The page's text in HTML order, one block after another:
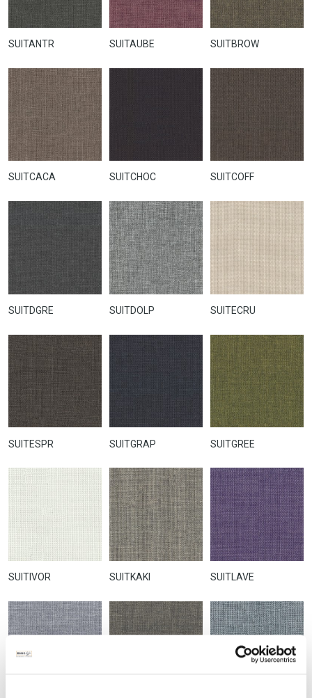
SUITANTR SUITAUBE SUITBROW
SUITCACA SUITCHOC SUITCOFF
SUITDGRE SUITDOLP SUITECRU
SUITESPR SUITGRAP SUITGREE
SUITIVOR SUITKAKI SUITLAVE